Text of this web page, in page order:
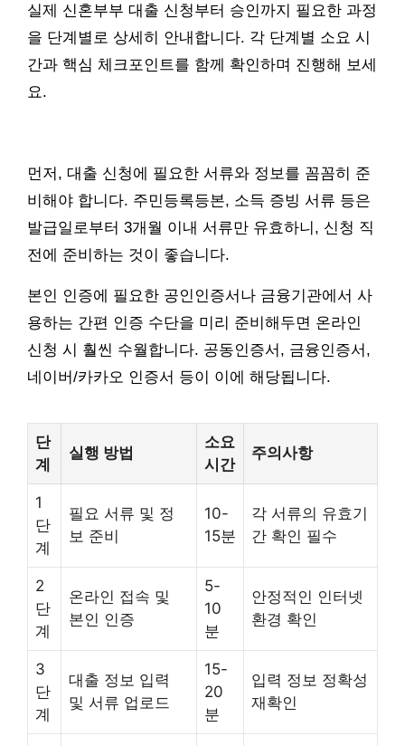
실제 신혼부부 대출 신청부터 승인까지 필요한 과정
을 단계별로 상세히 안내합니다. 각 단계별 소요 시
간과 핵심 체크포인트를 함께 확인하며 진행해 보세
요.
먼저, 대출 신청에 필요한 서류와 정보를 꼼꼼히 준
비해야 합니다. 주민등록등본, 소득 증빙 서류 등은
발급일로부터 3개월 이내 서류만 유효하니, 신청 직
전에 준비하는 것이 좋습니다.
본인 인증에 필요한 공인인증서나 금융기관에서 사
용하는 간편 인증 수단을 미리 준비해두면 온라인
신청 시 훨씬 수월합니다. 공동인증서, 금융인증서,
네이버/카카오 인증서 등이 이에 해당됩니다.
단
계
실행 방법
소요
시간
주의사항
1
단
계
필요 서류 및 정
보 준비
10-
15분
각 서류의 유효기
간 확인 필수
2
단
계
온라인 접속 및
본인 인증
5-
10
분
안정적인 인터넷
환경 확인
3
단
계
대출 정보 입력
및 서류 업로드
15-
20
분
입력 정보 정확성
재확인